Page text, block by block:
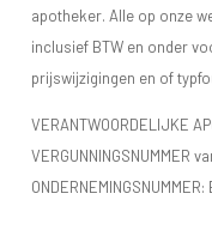
apotheker. Alle op onze
inclusief BTW en onder
prijswijzigingen en of
VERANTWOORDELIJKE
VERGUNNINGSNUMMER
ONDERNEMINGSNUMMER: